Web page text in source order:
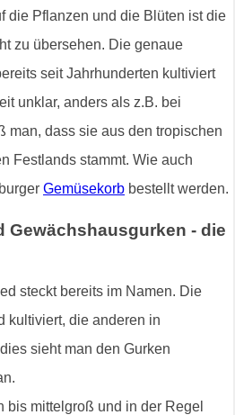
die Pflanzen und die Blüten ist die
zu übersehen. Die genaue
seit Jahrhunderten kultiviert
unklar, anders als z.B. bei
man, dass sie aus den tropischen
Festlands stammt. Wie auch
Gemüsekorb bestellt werden.
Gewächshausgurken - die
steckt bereits im Namen. Die
kultiviert, die anderen in
sieht man den Gurken
bis mittelgroß und in der Regel